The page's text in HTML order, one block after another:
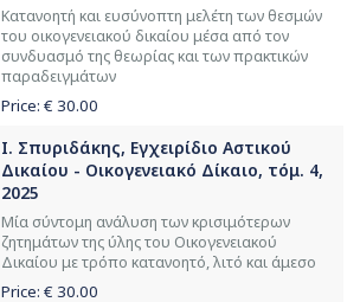
Κατανοητή και ευσύνοπτη μελέτη των θεσμών
του οικογενειακού δικαίου μέσα από τον
συνδυασμό της θεωρίας και των πρακτικών
παραδειγμάτων
Price: € 30.00
Ι. Σπυριδάκης, Εγχειρίδιο Αστικού
Δικαίου - Οικογενειακό Δίκαιο, τόμ. 4,
2025
Μία σύντομη ανάλυση των κρισιμότερων
ζητημάτων της ύλης του Οικογενειακού
Δικαίου με τρόπο κατανοητό, λιτό και άμεσο
Price: € 30.00